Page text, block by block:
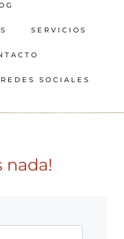
SERVICIOS
SOCIALES
nada!